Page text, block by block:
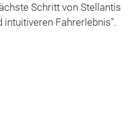
Schritt von Stellantis
Fahrerlebnis".